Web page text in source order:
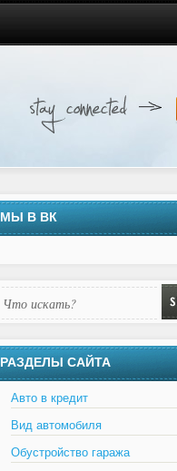
МЫ В ВК
РАЗДЕЛЫ САЙТА
Авто в кредит
Вид автомобиля
Обустройство гаража